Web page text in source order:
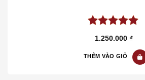
5.00out of
1.250.000 ₫
THÊM VÀO GIỎ